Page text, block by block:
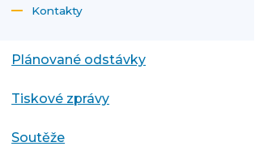
Kontakty
Plánované odstávky
Tiskové zprávy
Soutěže